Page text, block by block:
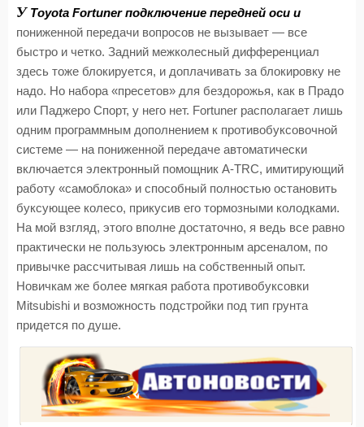
У Toyota Fortuner подключение передней оси и
пониженной передачи вопросов не вызывает — все
быстро и четко. Задний межколесный дифференциал
здесь тоже блокируется, и доплачивать за блокировку не
надо. Но набора «пресетов» для бездорожья, как в Прадо
или Паджеро Спорт, у него нет. Fortuner располагает лишь
одним программным дополнением к противобуксовочной
системе — на пониженной передаче автоматически
включается электронный помощник A-TRC, имитирующий
работу «самоблока» и способный полностью остановить
буксующее колесо, прикусив его тормозными колодками.
На мой взгляд, этого вполне достаточно, я ведь все равно
практически не пользуюсь электронным арсеналом, по
привычке рассчитывая лишь на собственный опыт.
Новичкам же более мягкая работа противобуксовки
Mitsubishi и возможность подстройки под тип грунта
придется по душе.